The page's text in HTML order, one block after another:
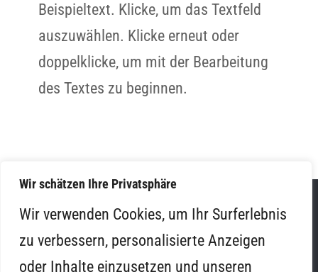
Wir schätzen Ihre Privatsphäre
Wir verwenden Cookies, um Ihr Surferlebnis
zu verbessern, personalisierte Anzeigen
oder Inhalte einzusetzen und unseren
Beispieltext. Klicke, um das Textfeld
auszuwählen. Klicke erneut oder
doppelklicke, um mit der Bearbeitung
des Textes zu beginnen.
Forum Obermayerhofen
Schloss Obermayerhofen, Neustift 1-3, A-8272